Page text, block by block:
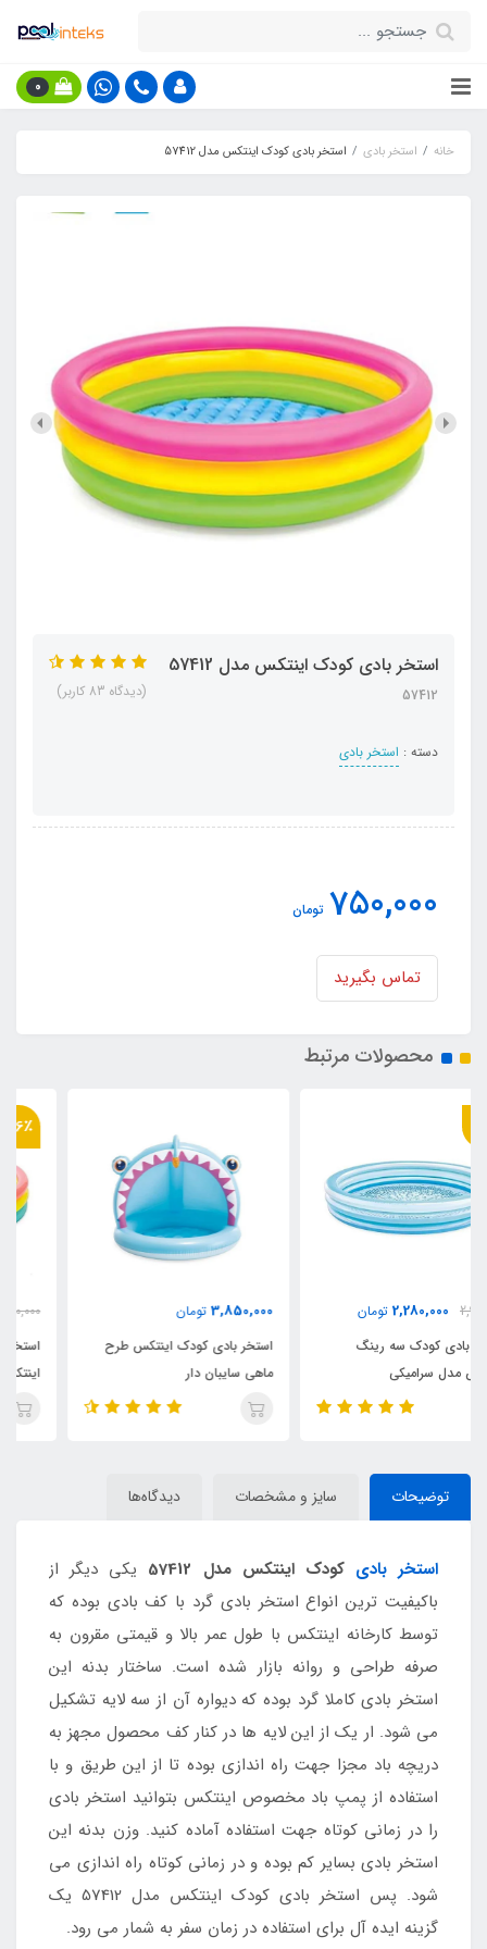
0
خانه استخر بادی استخر بادی کودک اینتکس مدل 57412
استخر بادی کودک اینتکس مدل 57412
57412
دسته : استخر بادی
(دیدگاه 83 کاربر)
750,000 تومان
تماس بگیرید
محصولات مرتبط
3,850,000 تومان
استخر بادی کودک اینتکس طرح
ماهی سایبان دار
3,400,000
استخر بادی سه رینگ کودک
اینتکس طرح جدید قطر 147
توضیحات سایز و مشخصات دیدگاه‌ها
استخر بادی کودک اینتکس مدل 57412
یکی دیگر از
باکیفیت ترین انواع استخر بادی گرد با کف بادی بوده که
توسط کارخانه اینتکس با طول عمر بالا و قیمتی مقرون به
صرفه طراحی و روانه بازار شده است. ساختار بدنه این
استخر بادی کاملا گرد بوده که دیواره آن از سه لایه تشکیل
می شود. ار یک از این لایه ها در کنار کف محصول مجهز به
دریچه باد مجزا جهت راه اندازی بوده تا از این طریق و با
استفاده از پمپ باد مخصوص اینتکس بتوانید استخر بادی
را در زمانی کوتاه جهت استفاده آماده کنید. وزن بدنه این
استخر بادی بسایر کم بوده و در زمانی کوتاه راه اندازی می
شود. پس استخر بادی کودک اینتکس مدل 57412 یک
گزینه ایده آل برای استفاده در زمان سفر به شمار می رود.